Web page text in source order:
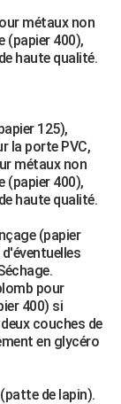
métaux non
(papier 400),
haute qualité.
125),
la porte PVC,
métaux non
(papier 400),
haute qualité.
(papier
pour
400) si
couches de
en glycéro
de lapin).